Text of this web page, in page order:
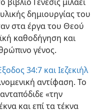
δημιουργίας του
στα έργα του Θεού
καθοδήγηση και
γένος.
34:7 καιΙεζεκιήλ
αντίφαση. Το
«την
και επί τα τέκνα